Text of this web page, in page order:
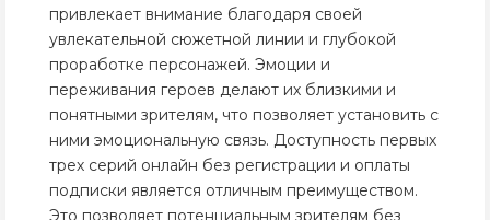
привлекает внимание благодаря своей
увлекательной сюжетной линии и глубокой
проработке персонажей. Эмоции и
переживания героев делают их близкими и
понятными зрителям, что позволяет установить с
ними эмоциональную связь. Доступность первых
трех серий онлайн без регистрации и оплаты
подписки является отличным преимуществом.
Это позволяет потенциальным зрителям без